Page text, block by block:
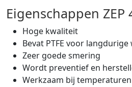
Eigenschappen ZEP
Hoge kwaliteit
Bevat PTFE voor
Zeer goede smering
Wordt preventief en
Werkzaam bij temperaturen